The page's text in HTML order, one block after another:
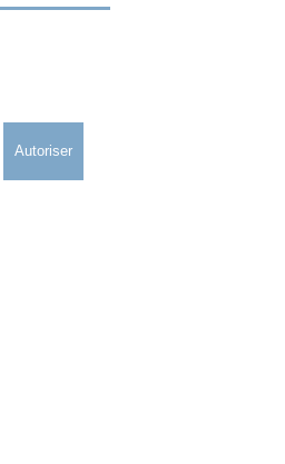
Autoriser